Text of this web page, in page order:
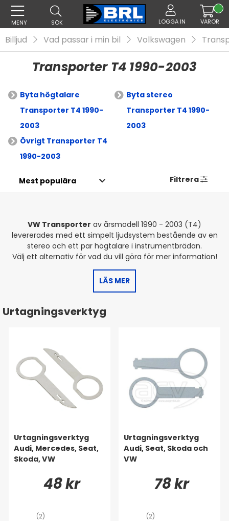
MENY SÖK LOGGA IN VAROR
Billjud Vad passar i min bil Volkswagen
Transporter T4 1990-2003
Byta högtalare
Transporter T4 1990-
2003
Byta stereo
Transporter T4 1990-
2003
Övrigt Transporter T4
1990-2003
VW Transporter av årsmodell 1990 - 2003 (T4)
levererades med ett simpelt ljudsystem bestående av en
stereo och ett par högtalare i instrumentbrädan.
Välj ett alternativ för vad du vill göra för mer information!
LÄS MER
Filtrera
Urtagningsverktyg
Urtagningsverktyg
Audi, Mercedes, Seat,
Skoda, VW
48 kr
(2)
Urtagningsverktyg
Audi, Seat, Skoda och
VW
78 kr
(2)